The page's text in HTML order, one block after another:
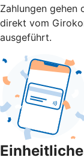
Zahlungen gehen
direkt vom
ausgeführt.